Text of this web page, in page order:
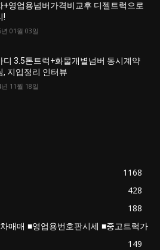
+영업용넘버가격비교후 디젤트럭으로
!
01월 03일
디 3.5톤트럭+화물개별넘버 동시계약
, 지입정리 인터뷰
11월 18일
1168
428
188
매매 ■영업용번호판시세 ■중고트럭가
149